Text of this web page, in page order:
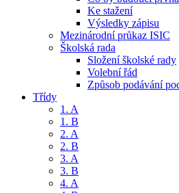
Ke stažení
Výsledky zápisu
Mezinárodní průkaz ISIC
Školská rada
Složení školské rady
Volební řád
Způsob podávání
Třídy
1. A
1. B
2. A
2. B
3. A
3. B
4. A